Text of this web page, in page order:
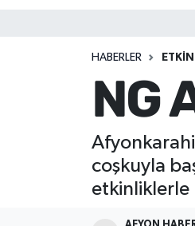
HABERLER
NG
coşkuyla
etkinliklerle
Asayiş Yaşam
Sivil Toplum